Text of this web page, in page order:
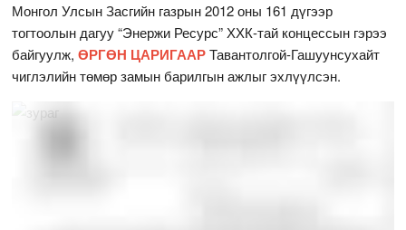
Монгол Улсын Засгийн газрын 2012 оны 161 дүгээр
тогтоолын дагуу “Энержи Ресурс” ХХК-тай концессын гэрээ
байгуулж,ӨРГӨН ЦАРИГААР Тавантолгой-Гашуунсухайт
чиглэлийн төмөр замын барилгын ажлыг эхлүүлсэн.